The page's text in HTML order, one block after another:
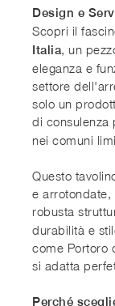
Design e
Scopri il
Italia, un
eleganza e
settore
solo un
di consulenza
nei comuni
Questo
e
robusta
durabilità e
come Portoro
si adatta
Perché